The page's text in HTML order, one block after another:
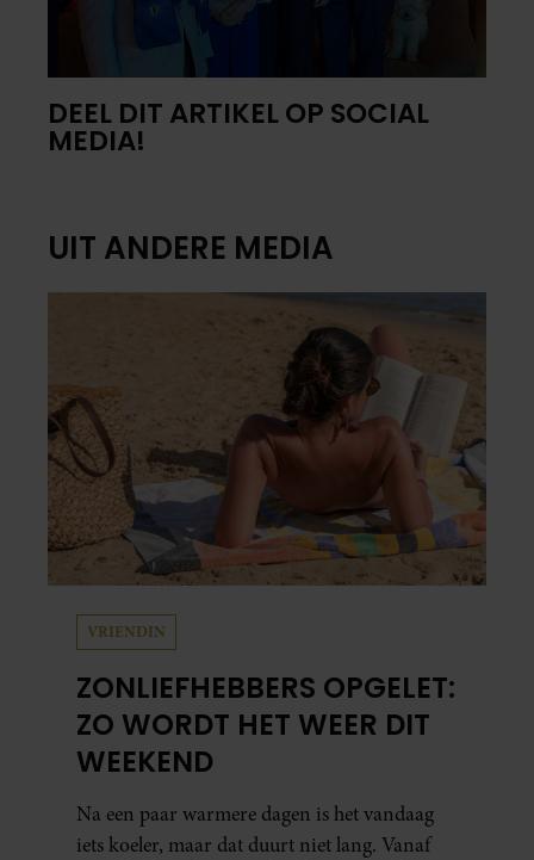
DEEL DIT ARTIKEL OP SOCIAL
MEDIA!
UIT ANDERE MEDIA
VRIENDIN
ZONLIEFHEBBERS OPGELET:
ZO WORDT HET WEER DIT
WEEKEND
Na een paar warmere dagen is het vandaag
iets koeler, maar dat duurt niet lang. Vanaf